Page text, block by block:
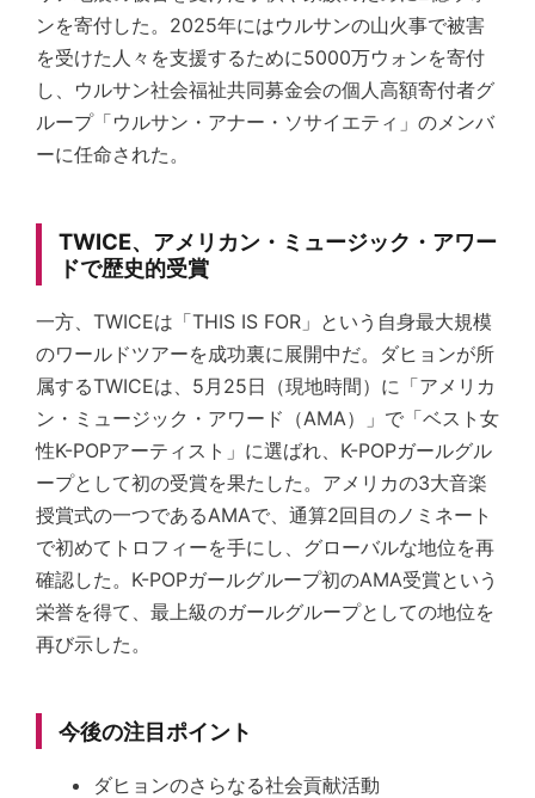
ンを寄付した。2025年にはウルサンの山火事で被害
を受けた人々を支援するために5000万ウォンを寄付
し、ウルサン社会福祉共同募金会の個人高額寄付者グ
ループ「ウルサン・アナー・ソサイエティ」のメンバ
ーに任命された。
TWICE、アメリカン・ミュージック・アワー
ドで歴史的受賞
一方、TWICEは「THIS IS FOR」という自身最大規模
のワールドツアーを成功裏に展開中だ。ダヒョンが所
属するTWICEは、5月25日（現地時間）に「アメリカ
ン・ミュージック・アワード（AMA）」で「ベスト女
性K-POPアーティスト」に選ばれ、K-POPガールグル
ープとして初の受賞を果たした。アメリカの3大音楽
授賞式の一つであるAMAで、通算2回目のノミネート
で初めてトロフィーを手にし、グローバルな地位を再
確認した。K-POPガールグループ初のAMA受賞という
栄誉を得て、最上級のガールグループとしての地位を
再び示した。
今後の注目ポイント
ダヒョンのさらなる社会貢献活動